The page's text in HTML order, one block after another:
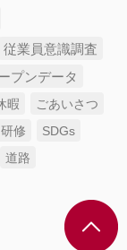
従業員意識調査
プンデータ
暇
ごあいさつ
研修
SDGs
道路